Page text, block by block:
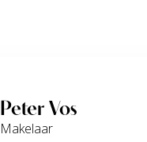
Peter Vos
Makelaar